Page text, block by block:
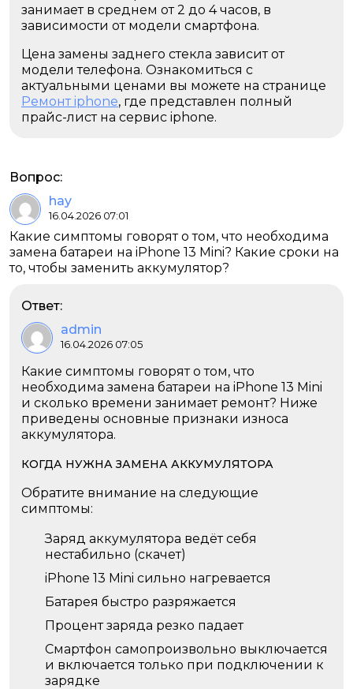
занимает в среднем от 2 до 4 часов, в
зависимости от модели смартфона.
Цена замены заднего стекла зависит от
модели телефона. Ознакомиться с
актуальными ценами вы можете на странице
Ремонт iphone, где представлен полный
прайс-лист на сервис iphone.
Вопрос:
hay
16.04.2026 07:01
Какие симптомы говорят о том, что необходима
замена батареи на iPhone 13 Mini? Какие сроки на
то, чтобы заменить аккумулятор?
Ответ:
admin
16.04.2026 07:05
Какие симптомы говорят о том, что
необходима замена батареи на iPhone 13 Mini
и сколько времени занимает ремонт? Ниже
приведены основные признаки износа
аккумулятора.
КОГДА НУЖНА ЗАМЕНА АККУМУЛЯТОРА
Обратите внимание на следующие
симптомы:
Заряд аккумулятора ведёт себя
нестабильно (скачет)
iPhone 13 Mini сильно нагревается
Батарея быстро разряжается
Процент заряда резко падает
Смартфон самопроизвольно выключается
и включается только при подключении к
зарядке